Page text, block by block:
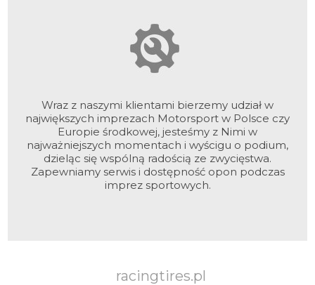
Wraz z naszymi klientami bierzemy udział w
największych imprezach Motorsport w Polsce czy
Europie środkowej, jesteśmy z Nimi w
najważniejszych momentach i wyścigu o podium,
dzieląc się wspólną radością ze zwycięstwa.
Zapewniamy serwis i dostępność opon podczas
imprez sportowych.
racingtires.pl